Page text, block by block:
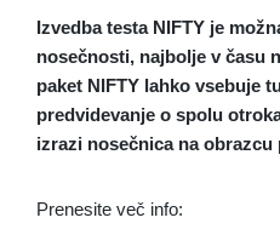
Izvedba testa NIFTY je
nosečnosti, najbolje v času
paket NIFTY lahko vsebuje
predvidevanje o spolu
izrazi nosečnica na
Prenesite več info: